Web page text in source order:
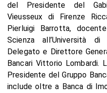
del Presidente del
Vieusseux di Firenze
Pierluigi Barrotta,
Scienza all’Università
Delegato e Direttore
Bancari Vittorio Lombardi.
Presidente del Gruppo
include oltre a Banca di